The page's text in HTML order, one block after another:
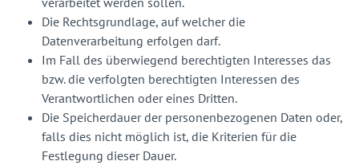
Die Rechtsgrundlage, auf welcher die
Datenverarbeitung erfolgen darf.
Im Fall des überwiegend berechtigten Interesses das
bzw. die verfolgten berechtigten Interessen des
Verantwortlichen oder eines Dritten.
Die Speicherdauer der personenbezogenen Daten oder,
falls dies nicht möglich ist, die Kriterien für die
Festlegung dieser Dauer.